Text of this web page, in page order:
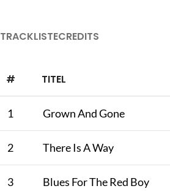
TRACKLISTECREDITS
# TITEL
1 Grown And Gone
2 There Is A Way
3 Blues For The Red Boy